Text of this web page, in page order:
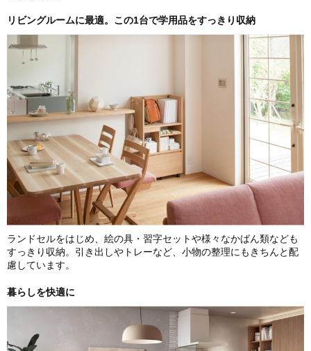
リビングルームに最適。この1台で学用品をすっきり収納
ランドセルをはじめ、絵の具・習字セットや様々なかばん類なども
すっきり収納。引き出しやトレーなど、小物の整理にもきちんと配
慮しています。
暮らしを快適に